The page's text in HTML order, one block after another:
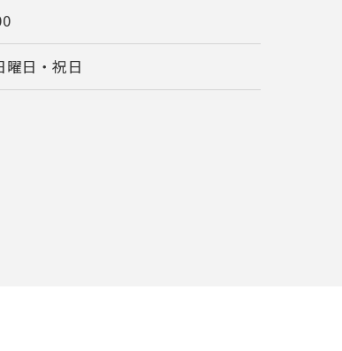
曜日・祝日